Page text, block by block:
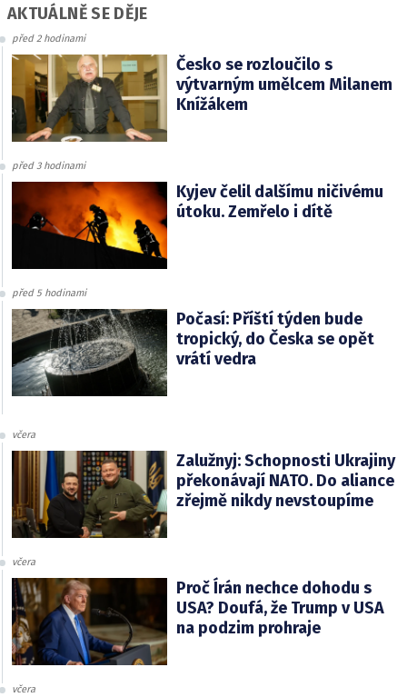
AKTUÁLNĚ SE DĚJE
před 2 hodinami
Česko se rozloučilo s
výtvarným umělcem Milanem
Knížákem
před 3 hodinami
Kyjev čelil dalšímu ničivému
útoku. Zemřelo i dítě
před 5 hodinami
Počasí: Příští týden bude
tropický, do Česka se opět
vrátí vedra
včera
Zalužnyj: Schopnosti Ukrajiny
překonávají NATO. Do aliance
zřejmě nikdy nevstoupíme
včera
Proč Írán nechce dohodu s
USA? Doufá, že Trump v USA
na podzim prohraje
včera